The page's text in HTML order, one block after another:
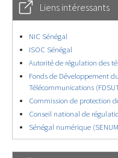
Liens intéressants
NIC Sénégal
ISOC Sénégal
Autorité de régulation des
Fonds de Développement
Télécommunications
Commission de protection
Conseil national de
Sénégal numérique